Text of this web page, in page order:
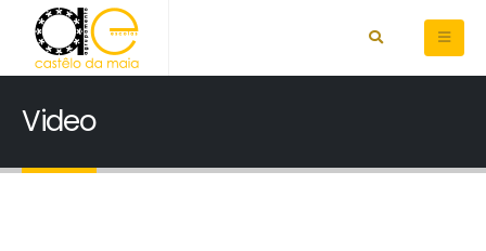
Video